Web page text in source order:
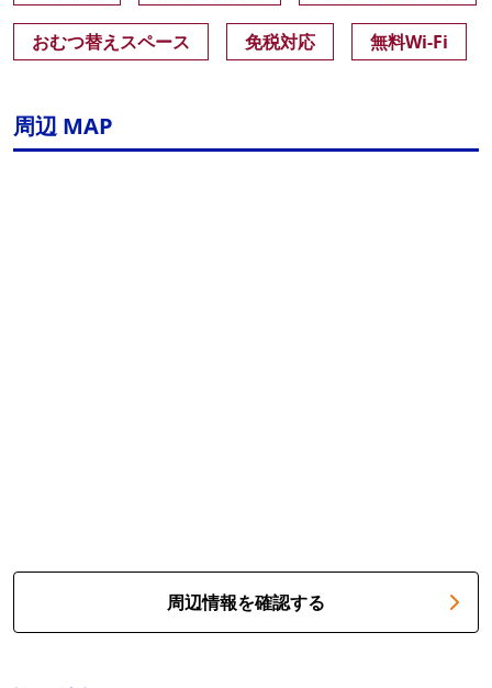
おむつ替えスペース 免税対応 無料Wi-Fi
周辺 MAP
周辺情報を確認する